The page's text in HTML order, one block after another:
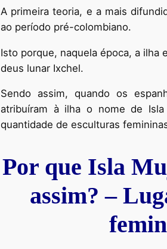
A primeira teoria, e a mais
ao período pré-colombiano.
Isto porque, naquela época, a ilha
deus lunar Ixchel.
Sendo assim, quando os
atribuíram à ilha o nome de
quantidade de esculturas
Por que Isla
assim? –